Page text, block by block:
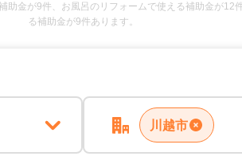
助金が9件、お風呂のリフォームで使える補助金が12
る補助金が9件あります。
川越市